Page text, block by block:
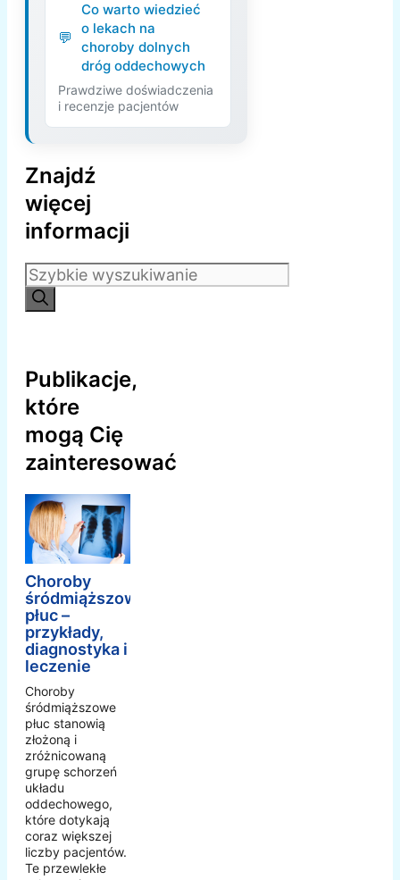
Co warto wiedzieć
o lekach na
choroby dolnych
dróg oddechowych
Prawdziwe doświadczenia
i recenzje pacjentów
Znajdź
więcej
informacji
Szukaj:
Publikacje,
które
mogą Cię
zainteresować
Choroby
śródmiąższowe
płuc –
przykłady,
diagnostyka i
leczenie
Choroby
śródmiąższowe
płuc stanowią
złożoną i
zróżnicowaną
grupę schorzeń
układu
oddechowego,
które dotykają
coraz większej
liczby pacjentów.
Te przewlekłe